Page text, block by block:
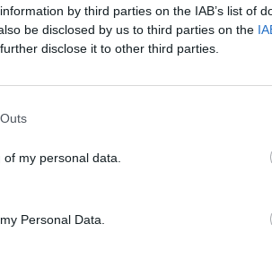
by third parties on the IAB’s list of
be disclosed by us to third parties on the
disclose it to other third parties.
my personal data.
Personal Data.